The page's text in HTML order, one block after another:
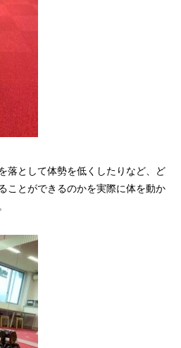
落として体勢を低くしたりなど、ど
ことができるのかを実際に体を動か